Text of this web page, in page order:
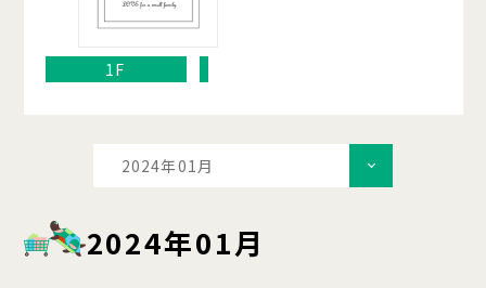
1F
2024年01月
2024年01月